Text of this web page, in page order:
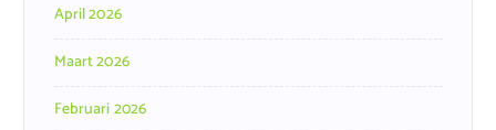
April 2026
Maart 2026
Februari 2026